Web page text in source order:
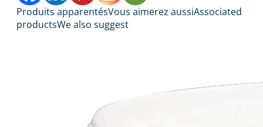
Produits apparentésVous aimerez aussiAssociated
productsWe also suggest